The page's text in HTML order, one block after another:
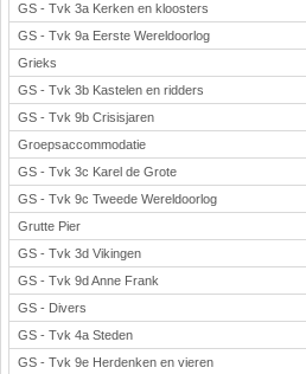
GS - Tvk 3a Kerken en kloosters
GS - Tvk 9a Eerste Wereldoorlog
Grieks
GS - Tvk 3b Kastelen en ridders
GS - Tvk 9b Crisisjaren
Groepsaccommodatie
GS - Tvk 3c Karel de Grote
GS - Tvk 9c Tweede Wereldoorlog
Grutte Pier
GS - Tvk 3d Vikingen
GS - Tvk 9d Anne Frank
GS - Divers
GS - Tvk 4a Steden
GS - Tvk 9e Herdenken en vieren